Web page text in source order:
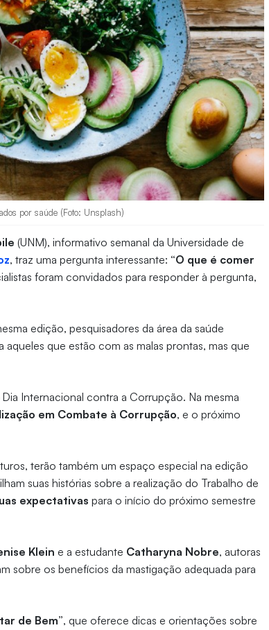
por saúde (Foto: Unsplash)
(UNM), informativo semanal da Universidade de
, traz uma pergunta interessante: “O que é comer
foram convidados para responder à pergunta,
edição, pesquisadores da área da saúde
aqueles que estão com as malas prontas, mas que
Internacional contra a Corrupção. Na mesma
em Combate à Corrupção, e o próximo
terão também um espaço especial na edição
suas histórias sobre a realização do Trabalho de
expectativas para o início do próximo semestre
Klein e a estudante Catharyna Nobre, autoras
sobre os benefícios da mastigação adequada para
de Bem”, que oferece dicas e orientações sobre